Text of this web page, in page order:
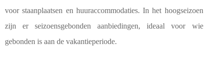
voor staanplaatsen en huuraccommodaties. In het hoogseizoen
zijn er seizoensgebonden aanbiedingen, ideaal voor wie
gebonden is aan de vakantieperiode.